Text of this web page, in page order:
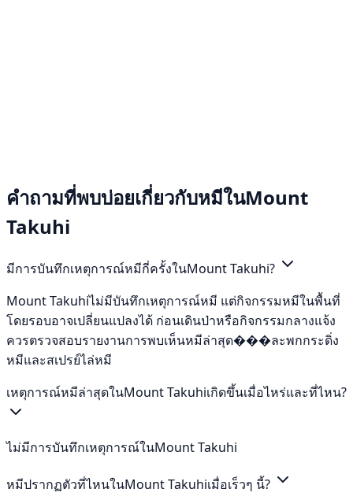
คำถามที่พบบ่อยเกี่ยวกับหมีในMount
Takuhi
มีการบันทึกเหตุการณ์หมีกี่ครั้งในMount Takuhi?
Mount Takuhiไม่มีบันทึกเหตุการณ์หมี แต่กิจกรรมหมีในพื้นที่
โดยรอบอาจเปลี่ยนแปลงได้ ก่อนเดินป่าหรือกิจกรรมกลางแจ้ง
ควรตรวจสอบรายงานการพบเห็นหมีล่าสุด���ละพกกระดิ่ง
หมีและสเปรย์ไล่หมี
เหตุการณ์หมีล่าสุดในMount Takuhiเกิดขึ้นเมื่อไหร่และที่ไหน?
ไม่มีการบันทึกเหตุการณ์ในMount Takuhi
หมีปรากฏตัวที่ไหนในMount Takuhiเมื่อเร็วๆ นี้?